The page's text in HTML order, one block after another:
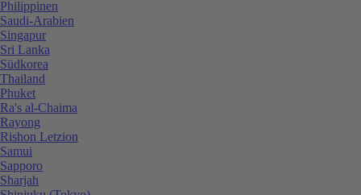
Philippinen
Saudi-Arabien
Singapur
Sri Lanka
Südkorea
Thailand
Phuket
Ra's al-Chaima
Rayong
Rishon Letzion
Samui
Sapporo
Sharjah